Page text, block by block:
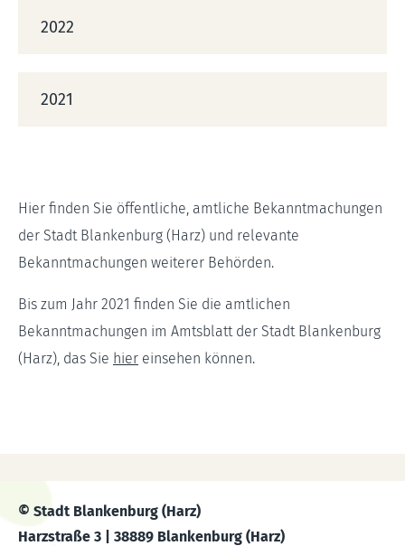
2022
2021
Hier finden Sie öffentliche, amtliche Bekanntmachungen
der Stadt Blankenburg (Harz) und relevante
Bekanntmachungen weiterer Behörden.
Bis zum Jahr 2021 finden Sie die amtlichen
Bekanntmachungen im Amtsblatt der Stadt Blankenburg
(Harz), das Sie hier einsehen können.
© Stadt Blankenburg (Harz)
Harzstraße 3 | 38889 Blankenburg (Harz)